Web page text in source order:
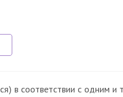
в соответствии с одним и